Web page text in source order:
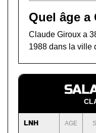
Quel âge a
Claude Giroux a
1988 dans la ville
LNH AGE